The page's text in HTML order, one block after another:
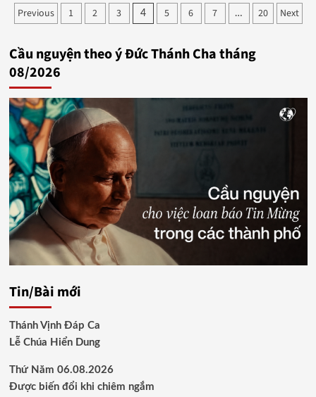
Phân
trang
bài
viết
Previous 1 2 3 4 5 6 7 … 20 Next
Cầu nguyện theo ý Đức Thánh Cha tháng
08/2026
Tin/Bài mới
Thánh Vịnh Đáp Ca
Lễ Chúa Hiển Dung
Thứ Năm 06.08.2026
Được biến đổi khi chiêm ngắm